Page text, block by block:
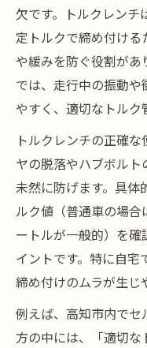
欠です。トルクレンチ
定トルクで締め付け
や緩みを防ぐ役割があ
では、走行中の振動
やすく、適切なトルク
トルクレンチの正確
ヤの脱落やハブボル
未然に防げます。具体
ルク値（普通車の場
ートルが一般的）を
イントです。特に自宅
締め付けのムラが生じ
例えば、高知市内でセ
方の中には、「適切